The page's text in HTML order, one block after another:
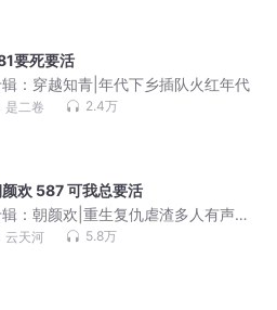
要死要活
： 穿越知青|年代下乡插队火红年代
是二卷 2.4万
欢 587 可我总要活
： 朝颜欢|重生复仇虐渣多人有声剧|
河&琴师等|多人有声剧
云天河 5.8万